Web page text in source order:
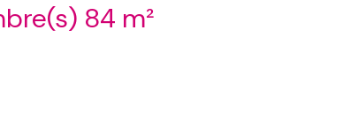
Maison 5 pièce(s) 3 chambre(s) 84 m²